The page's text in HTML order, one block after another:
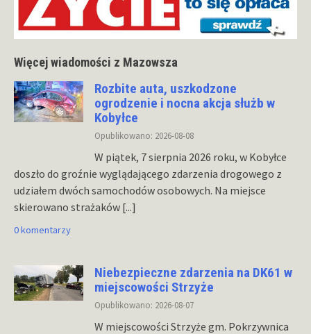
Więcej wiadomości z Mazowsza
Rozbite auta, uszkodzone
ogrodzenie i nocna akcja służb w
Kobyłce
Opublikowano: 2026-08-08
W piątek, 7 sierpnia 2026 roku, w Kobyłce
doszło do groźnie wyglądającego zdarzenia drogowego z
udziałem dwóch samochodów osobowych. Na miejsce
skierowano strażaków [...]
0 komentarzy
Niebezpieczne zdarzenia na DK61 w
miejscowości Strzyże
Opublikowano: 2026-08-07
W miejscowości Strzyże gm. Pokrzywnica